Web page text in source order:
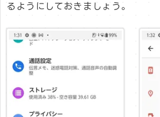
るようにしておきましょう。